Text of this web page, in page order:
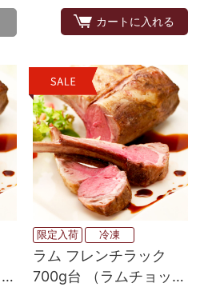
カートに入れる
限定入荷 冷凍
ラム フレンチラック
700g台 （ラムチョッ